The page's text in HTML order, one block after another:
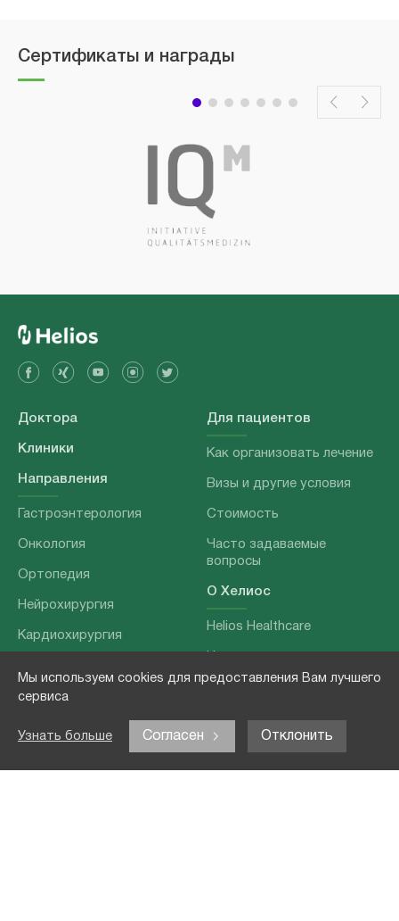
Мы используем cookies для предоставления Вам лучшего
сервиса
Узнать больше Согласен Отклонить
Сертификаты и награды
Доктора
Клиники
Направления
Гастроэнтерология
Онкология
Ортопедия
Нейрохирургия
Кардиохирургия
Хирургия позвоночника
Для пациентов
Как организовать лечение
Визы и другие условия
Стоимость
Часто задаваемые
вопросы
О Хелиос
Helios Healthcare
О нашей команде
Выходные данные